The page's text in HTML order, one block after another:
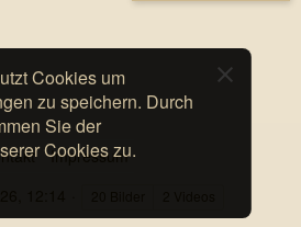
Impressum
12:14
Cookies um
zu speichern. Durch
Sie der
Cookies zu.